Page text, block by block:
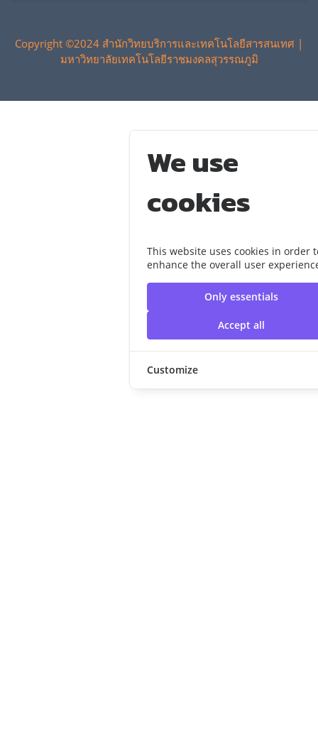
We use
cookies
This website uses cookies in order
enhance the overall user
Only essentials
Accept all
Customize
Copyright ©2024 สำนักวิทยบริการและเทคโนโลยีสารสนเทศ |
มหาวิทยาลัยเทคโนโลยีราชมงคลสุวรรณภูมิ